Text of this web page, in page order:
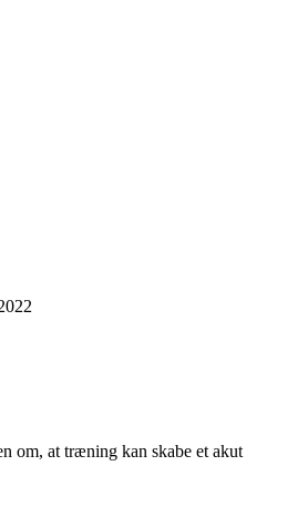
om, at træning kan skabe et akut